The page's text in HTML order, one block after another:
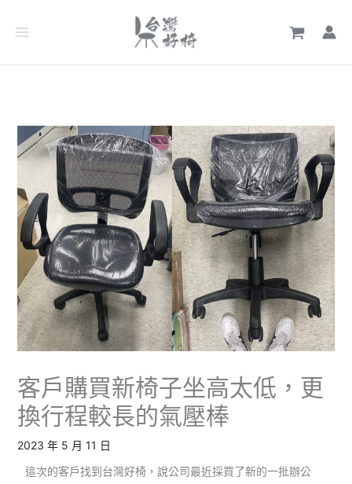
客戶購買新椅子坐高太低，更
換行程較長的氣壓棒
2023 年 5 月 11 日
這次的客戶找到台灣好椅，說公司最近採買了新的一批辦公
章